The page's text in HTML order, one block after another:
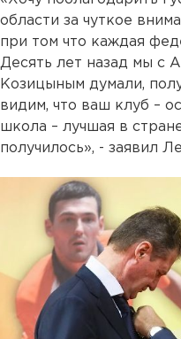
области за чуткое
при том что каждая
Десять лет назад мы с
Козицыным думали,
видим, что ваш клуб –
школа – лучшая в
получилось», - заявил